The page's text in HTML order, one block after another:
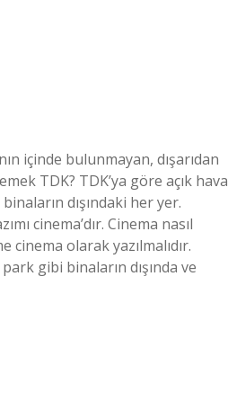
içinde bulunmayan, dışarıdan
TDK? TDK’ya göre açık hava
dışındaki her yer.
cinema’dır. Cinema nasıl
cinema olarak yazılmalıdır.
gibi binaların dışında ve